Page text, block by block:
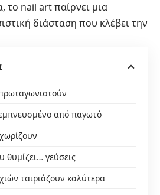
το nail art παίρνει μια
διάσταση που κλέβει την
από παγωτό
θυμίζει… γεύσεις
ταιριάζουν καλύτερα